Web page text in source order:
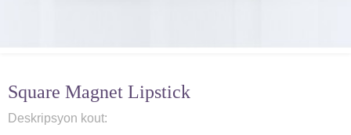
Square Magnet Lipstick
Deskripsyon kout: